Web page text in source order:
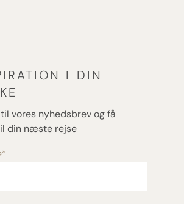
I DIN
vores nyhedsbrev og få
din næste rejse
*